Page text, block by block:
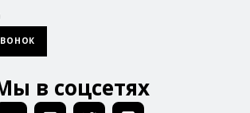
в соцсетях